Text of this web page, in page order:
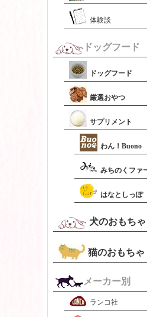
体験談
ドッグフード
ドッグフード
厳選おやつ
サプリメント
わん！Buono
みちのくファ
はなとしっぽ
犬のおもちゃ
猫のおもちゃ
メーカー別
ランコ社